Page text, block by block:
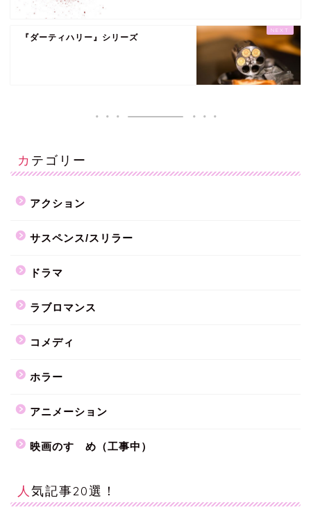
『ダーティハリー』シリーズ
カテゴリー
アクション
サスペンス/スリラー
ドラマ
ラブロマンス
コメディ
ホラー
アニメーション
映画のすゝめ（工事中）
人気記事20選！